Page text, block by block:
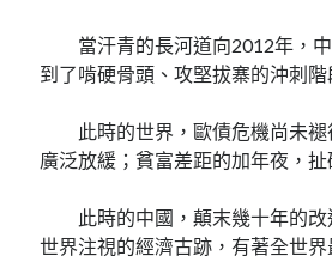
當汗青的長河道向2012年，
到了啃硬骨頭、攻堅拔寨的沖刺階
此時的世界，歐債危機尚未
廣泛放緩；貧富差距的加年夜，扯
此時的中國，顛末幾十年的
世界注視的經濟古跡，有著全世